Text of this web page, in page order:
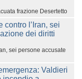
frazione Desertetto
sei persone accusate